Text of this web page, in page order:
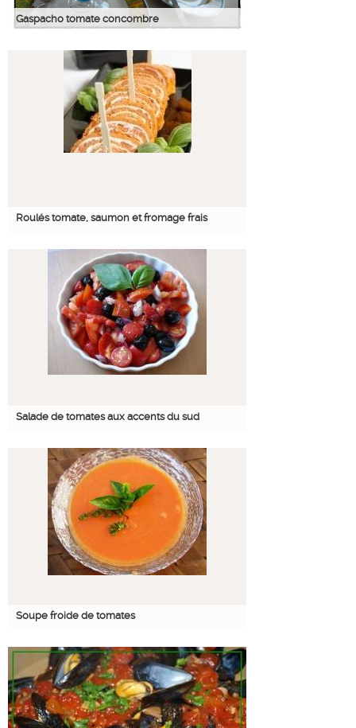
Gaspacho tomate concombre
Roulés tomate, saumon et fromage frais
Salade de tomates aux accents du sud
Soupe froide de tomates